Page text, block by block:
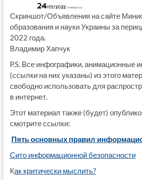
Скриншот/Объявления на сайте
образования и науки Украины за
2022 года.
Владимир Хапчук
P.S. Все инфографики, анимационные
(ссылки на них указаны) из этого
свободно использовать для
в интернет.
Этот материал также (будет)
смотрите ссылки:
Пять основных правил
Сито информационной безопасности
Как критически мыслить?